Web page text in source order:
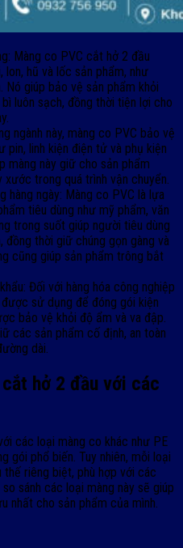
Màng co PVC cắt hở 2 đầu
hũ và lốc sản phẩm, như
Nó giúp bảo vệ sản phẩm khỏi
luôn sạch, đồng thời tiện lợi cho
ngành này, màng co PVC bảo vệ
pin, linh kiện điện tử và phụ kiện
màng này giữ cho sản phẩm
trong quá trình vận chuyển.
hàng ngày: Màng co PVC là lựa
tiêu dùng như mỹ phẩm, văn
trong suốt giúp người tiêu dùng
đồng thời giữ chúng gọn gàng và
cũng giúp sản phẩm trông bắt
Đối với hàng hóa công nghiệp
sử dụng để đóng gói kiện
bảo vệ khỏi độ ẩm và va đập.
các sản phẩm cố định, an toàn
dài.
hở 2 đầu với các
các loại màng co khác như PE
gói phổ biến. Tuy nhiên, mỗi loại
riêng biệt, phù hợp với các
sánh các loại màng này sẽ giúp
nhất cho sản phẩm của mình.